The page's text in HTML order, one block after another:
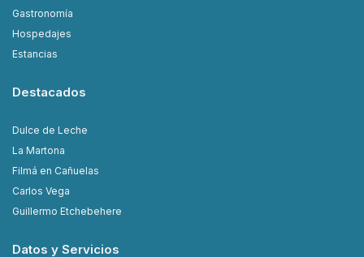
Gastronomía
Hospedajes
Estancias
Destacados
Dulce de Leche
La Martona
Filmá en Cañuelas
Carlos Vega
Guillermo Etchebehere
Datos y Servicios